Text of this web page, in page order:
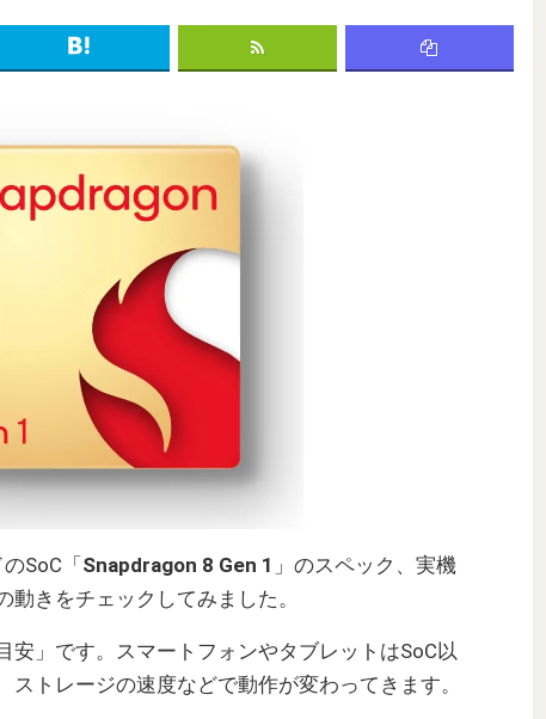
SoC「Snapdragon 8 Gen 1 」のスペック、実機
きをチェックしてみました。
安」です。スマートフォンやタブレットはSoC以
トレージの速度などで動作が変わってきます。